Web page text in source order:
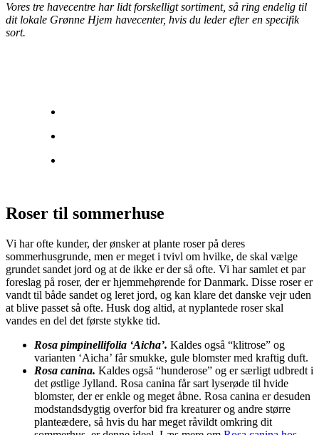
Vores tre havecentre har lidt forskelligt sortiment, så ring endelig til
dit lokale Grønne Hjem havecenter, hvis du leder efter en specifik
sort.
Roser til sommerhuse
Vi har ofte kunder, der ønsker at plante roser på deres
sommerhusgrunde, men er meget i tvivl om hvilke, de skal vælge
grundet sandet jord og at de ikke er der så ofte. Vi har samlet et par
foreslag på roser, der er hjemmehørende for Danmark. Disse roser er
vandt til både sandet og leret jord, og kan klare det danske vejr uden
at blive passet så ofte. Husk dog altid, at nyplantede roser skal
vandes en del det første stykke tid.
Rosa pimpinellifolia ‘Aicha’. Kaldes også “klitrose” og
varianten ‘Aicha’ får smukke, gule blomster med kraftig duft.
Rosa canina. Kaldes også “hunderose” og er særligt udbredt i
det østlige Jylland. Rosa canina får sart lyserøde til hvide
blomster, der er enkle og meget åbne. Rosa canina er desuden
modstandsdygtig overfor bid fra kreaturer og andre større
planteædere, så hvis du har meget råvildt omkring dit